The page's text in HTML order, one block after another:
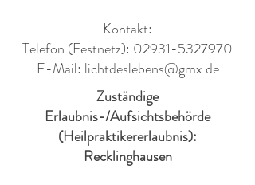
Kontakt:
Telefon (Festnetz): 02931-5327970
E-Mail: lichtdeslebens@gmx.de
Zuständige
Erlaubnis-/Aufsichtsbehörde
(Heilpraktikererlaubnis):
Recklinghausen